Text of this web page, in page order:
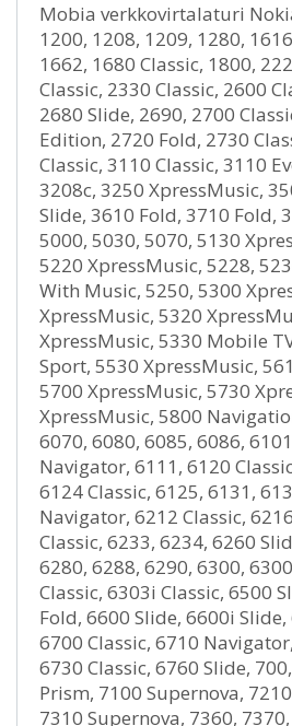
Mobia verkkovirtalaturi
1200, 1208, 1209, 1280,
1662, 1680 Classic, 1800,
Classic, 2330 Classic, 2600
2680 Slide, 2690, 2700
Edition, 2720 Fold, 2730
Classic, 3110 Classic, 3110
3208c, 3250 XpressMusic,
Slide, 3610 Fold, 3710 Fold,
5000, 5030, 5070, 5130
5220 XpressMusic, 5228,
With Music, 5250, 5300
XpressMusic, 5320
XpressMusic, 5330 Mobile
Sport, 5530 XpressMusic,
5700 XpressMusic, 5730
XpressMusic, 5800
6070, 6080, 6085, 6086,
Navigator, 6111, 6120
6124 Classic, 6125, 6131,
Navigator, 6212 Classic,
Classic, 6233, 6234, 6260
6280, 6288, 6290, 6300,
Classic, 6303i Classic, 6500
Fold, 6600 Slide, 6600i
6700 Classic, 6710
6730 Classic, 6760 Slide,
Prism, 7100 Supernova,
7310 Supernova, 7360,